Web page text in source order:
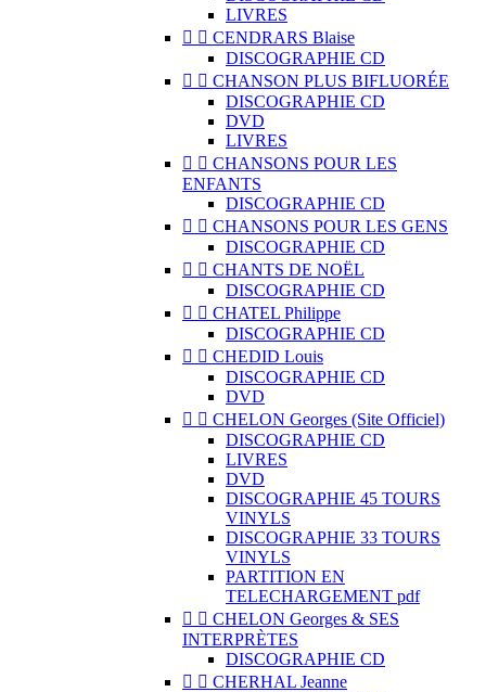
LIVRES
  CENDRARS Blaise
DISCOGRAPHIE CD
  CHANSON PLUS BIFLUORÉE
DISCOGRAPHIE CD
DVD
LIVRES
  CHANSONS POUR LES
ENFANTS
DISCOGRAPHIE CD
  CHANSONS POUR LES GENS
DISCOGRAPHIE CD
  CHANTS DE NOËL
DISCOGRAPHIE CD
  CHATEL Philippe
DISCOGRAPHIE CD
  CHEDID Louis
DISCOGRAPHIE CD
DVD
  CHELON Georges (Site Officiel)
DISCOGRAPHIE CD
LIVRES
DVD
DISCOGRAPHIE 45 TOURS
VINYLS
DISCOGRAPHIE 33 TOURS
VINYLS
PARTITION EN
TELECHARGEMENT pdf
  CHELON Georges & SES
INTERPRÈTES
DISCOGRAPHIE CD
  CHERHAL Jeanne